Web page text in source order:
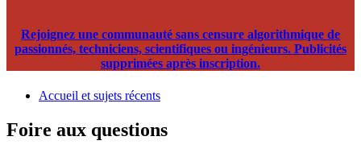
Rejoignez une communauté sans censure algorithmique de
passionnés, techniciens, scientifiques ou ingénieurs. Publicités
supprimées après inscription.
Accueil et sujets récents
Foire aux questions